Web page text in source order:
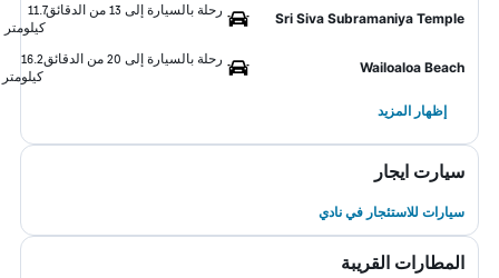
Sri Siva Subramaniya Temple
رحلة بالسيارة إلى 13 من الدقائق
11.7
كيلومتر
Wailoaloa Beach
رحلة بالسيارة إلى 20 من الدقائق
16.2
كيلومتر
إظهار المزيد
سيارت ايجار
سيارات للاستئجار في نادي
المطارات القريبة